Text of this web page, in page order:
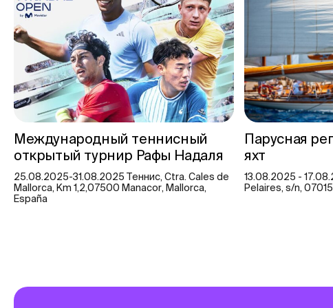
Международный теннисный
открытый турнир Рафы Надаля
25.08.2025-31.08.2025 Теннис, Ctra. Cales de
Mallorca, Km 1,2,07500 Manacor, Mallorca,
España
Парусная
яхт
13.08.2025 -
Pelaires, s/n,